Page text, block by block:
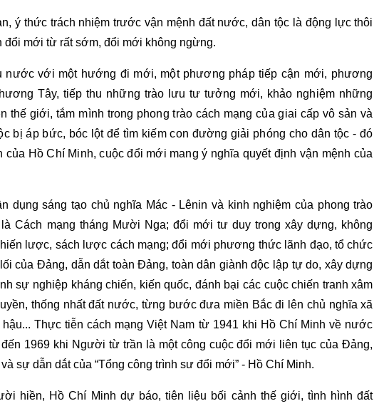
ý thức trách nhiệm trước vận mệnh đất nước, dân tộc là động lực thôi
mới từ rất sớm, đổi mới không ngừng.
nước với một hướng đi mới, một phương pháp tiếp cận mới, phương
Tây, tiếp thu những trào lưu tư tưởng mới, khảo nghiệm những
thế giới, tắm mình trong phong trào cách mạng của giai cấp vô sản và
bị áp bức, bóc lột để tìm kiếm con đường giải phóng cho dân tộc - đó
của Hồ Chí Minh, cuộc đổi mới mang ý nghĩa quyết định vận mệnh của
dụng sáng tạo chủ nghĩa Mác - Lênin và kinh nghiệm của phong trào
Cách mạng tháng Mười Nga; đổi mới tư duy trong xây dựng, không
lược, sách lược cách mạng; đổi mới phương thức lãnh đạo, tổ chức
của Đảng, dẫn dắt toàn Đảng, toàn dân giành độc lập tự do, xây dựng
sự nghiệp kháng chiến, kiến quốc, đánh bại các cuộc chiến tranh xâm
thống nhất đất nước, từng bước đưa miền Bắc đi lên chủ nghĩa xã
Thực tiễn cách mạng Việt Nam từ 1941 khi Hồ Chí Minh về nước
1969 khi Người từ trần là một công cuộc đổi mới liên tục của Đảng,
sự dẫn dắt của “Tổng công trình sư đổi mới” - Hồ Chí Minh.
hiền, Hồ Chí Minh dự báo, tiên liệu bối cảnh thế giới, tình hình đất